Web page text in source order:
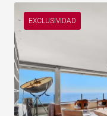
EXCLUSIVIDAD